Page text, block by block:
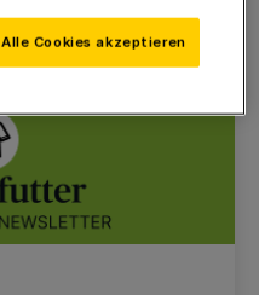
Alle Cookies akzeptieren